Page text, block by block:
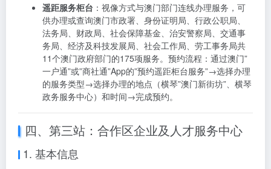
遥距服务柜台 ：视像方式与澳门部门连线办理服务，可
供办理或查询澳门市政署、身份证明局、行政公职局、
法务局、财政局、社会保障基金、治安警察局、交通事
务局、经济及科技发展局、社会工作局、劳工事务局共
11个澳门政府部门的175项服务。预约流程：通过澳门”
一户通”或”商社通”App的”预约遥距柜台服务”→选择办理
的服务类型→选择办理的地点（横琴”澳门新街坊”、横琴
政务服务中心）和时间→完成预约。
四、第三站：合作区企业及人才服务中心
1. 基本信息